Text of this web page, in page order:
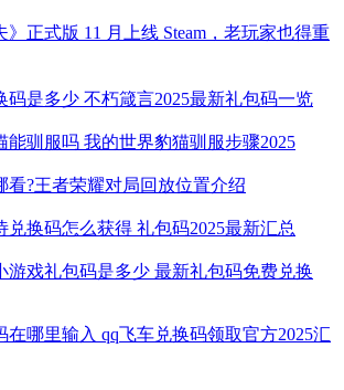
》正式版 11 月上线 Steam，老玩家也得重
码是多少 不朽箴言2025最新礼包码一览
能驯服吗 我的世界豹猫驯服步骤2025
看?王者荣耀对局回放位置介绍
兑换码怎么获得 礼包码2025最新汇总
游戏礼包码是多少 最新礼包码免费兑换
在哪里输入 qq飞车兑换码领取官方2025汇